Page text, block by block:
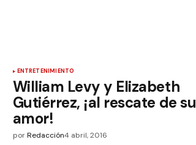
ENTRETENIMIENTO
William Levy y Elizabeth
Gutiérrez, ¡al rescate de su
amor!
por Redacción4 abril, 2016